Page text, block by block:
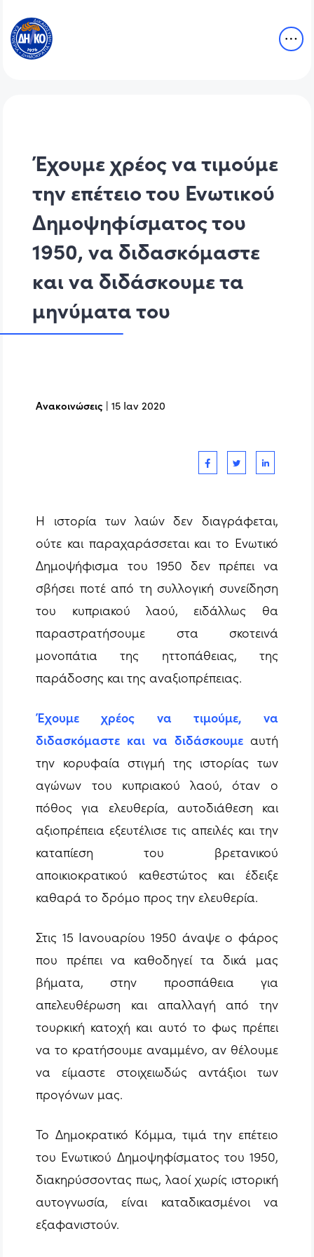
Έχουμε χρέος να τιμούμε
την επέτειο του Ενωτικού
Δημοψηφίσματος του
1950, να διδασκόμαστε
και να διδάσκουμε τα
μηνύματα του
Ανακοινώσεις |15 Ιαν 2020
Η ιστορία των λαών δεν διαγράφεται,
ούτε και παραχαράσσεται και το Ενωτικό
Δημοψήφισμα του 1950 δεν πρέπει να
σβήσει ποτέ από τη συλλογική συνείδηση
του κυπριακού λαού, ειδάλλως θα
παραστρατήσουμε στα σκοτεινά
μονοπάτια της ηττοπάθειας, της
παράδοσης και της αναξιοπρέπειας.
Έχουμε χρέος να τιμούμε, να
διδασκόμαστε και να διδάσκουμε αυτή
την κορυφαία στιγμή της ιστορίας των
αγώνων του κυπριακού λαού, όταν ο
πόθος για ελευθερία, αυτοδιάθεση και
αξιοπρέπεια εξευτέλισε τις απειλές και την
καταπίεση του βρετανικού
αποικιοκρατικού καθεστώτος και έδειξε
καθαρά το δρόμο προς την ελευθερία.
Στις 15 Ιανουαρίου 1950 άναψε ο φάρος
που πρέπει να καθοδηγεί τα δικά μας
βήματα, στην προσπάθεια για
απελευθέρωση και απαλλαγή από την
τουρκική κατοχή και αυτό το φως πρέπει
να το κρατήσουμε αναμμένο, αν θέλουμε
να είμαστε στοιχειωδώς αντάξιοι των
προγόνων μας.
Το Δημοκρατικό Κόμμα, τιμά την επέτειο
του Ενωτικού Δημοψηφίσματος του 1950,
διακηρύσσοντας πως, λαοί χωρίς ιστορική
αυτογνωσία, είναι καταδικασμένοι να
εξαφανιστούν.